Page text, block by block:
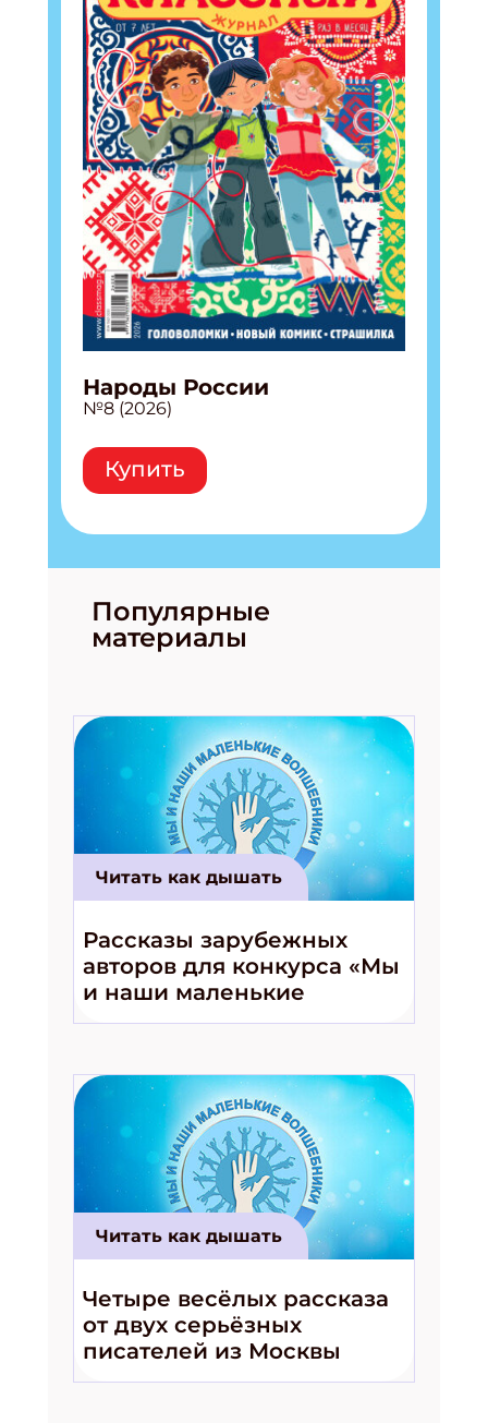
Народы России
№8 (2026)
Купить
Популярные
материалы
Читать как дышать
Рассказы зарубежных
авторов для конкурса «Мы
и наши маленькие
волшебники!»
Читать как дышать
Четыре весёлых рассказа
от двух серьёзных
писателей из Москвы